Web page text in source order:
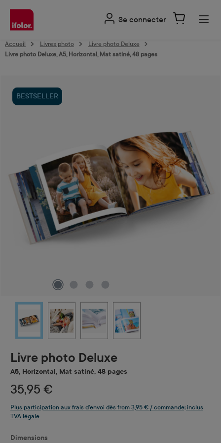
principal
Se connecter
Accueil Livres photo
Livre photo Deluxe
Livre photo Deluxe, A5, Horizontal, Mat satiné, 48 pages
BESTSELLER
Livre photo Deluxe
A5, Horizontal, Mat satiné, 48 pages
35,95 €
Plus participation aux frais d'envoi dès from 3,95 € / commande; inclus
TVA légale
Sélectionnez
Dimensions